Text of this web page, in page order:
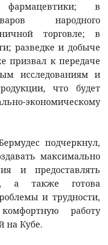
в
народного
торговле; в
разведке и добыче
призвал к передаче
исследованиям и
что будет
экономическому
подчеркнул,
максимально
и предоставлять
а также готова
и трудности,
работу
на Кубе.